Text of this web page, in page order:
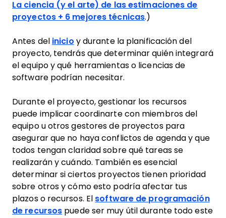
La ciencia (y el arte) de las estimaciones de
proyectos + 6 mejores técnicas.)
Antes del inicio y durante la planificación del
proyecto, tendrás que determinar quién integrará
el equipo y qué herramientas o licencias de
software podrían necesitar.
Durante el proyecto, gestionar los recursos
puede implicar coordinarte con miembros del
equipo u otros gestores de proyectos para
asegurar que no haya conflictos de agenda y que
todos tengan claridad sobre qué tareas se
realizarán y cuándo. También es esencial
determinar si ciertos proyectos tienen prioridad
sobre otros y cómo esto podría afectar tus
plazos o recursos. El software de programación
de recursos puede ser muy útil durante todo este